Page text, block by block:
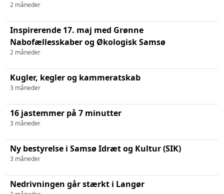
2 måneder
Inspirerende 17. maj med Grønne
Nabofællesskaber og Økologisk Samsø
2 måneder
Kugler, kegler og kammeratskab
3 måneder
16 jastemmer på 7 minutter
3 måneder
Ny bestyrelse i Samsø Idræt og Kultur (SIK)
3 måneder
Nedrivningen går stærkt i Langør